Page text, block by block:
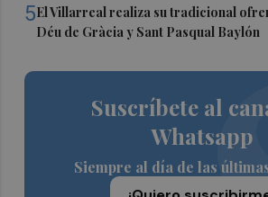
5El Villarreal realiza su tradicional
Déu de Gràcia y Sant Pasqual Baylón
Suscríbete al
Whatsapp
Siempre al día de las